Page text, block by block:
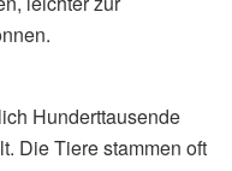
Hunderttausende
Die Tiere stammen oft